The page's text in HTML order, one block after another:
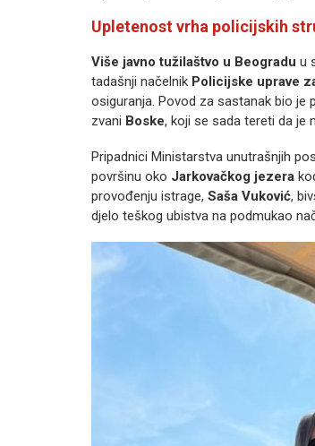
Upletenost vrha policijskih
Više javno tužilaštvo u Beogradu u
tadašnji načelnik Policijske uprave
osiguranja. Povod za sastanak bio je
zvani Boske, koji se sada tereti da je
Pripadnici Ministarstva unutrašnjih
površinu oko Jarkovačkog jezera
provođenju istrage, Saša Vuković,
djelo teškog ubistva na podmukao